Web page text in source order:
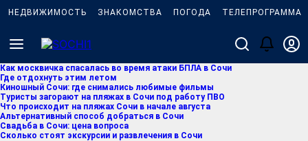
НЕДВИЖИМОСТЬ ЗНАКОМСТВА ПОГОДА ТЕЛЕПРОГРАММА
Как москвичка спасалась во время атаки БПЛА в Сочи
Где отдохнуть этим летом
Киношный Сочи: где снимались любимые фильмы
Туристы загорают на пляжах в Сочи под работу ПВО
Что происходит на пляжах Сочи в начале августа
Альтернативный способ добраться в Сочи
Свадьба в Сочи: цена вопроса
Сколько стоят экскурсии и развлечения в Сочи